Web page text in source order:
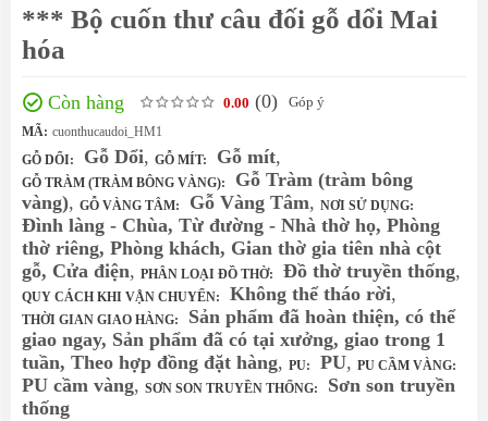
*** Bộ cuốn thư câu đối gỗ dổi Mai
hóa
Còn hàng 0.00 (0) Góp ý
MÃ: cuonthucaudoi_HM1
GỖ DỔI:
Gỗ Dổi, GỖ MÍT: Gỗ mít,
GỖ TRÀM (TRÀM BÔNG VÀNG):
Gỗ Tràm (tràm bông
vàng), GỖ VÀNG TÂM: Gỗ Vàng Tâm, NƠI SỬ DỤNG:
Đình làng - Chùa, Từ đường - Nhà thờ họ, Phòng
thờ riêng, Phòng khách, Gian thờ gia tiên nhà cột
gỗ, Cửa điện, PHÂN LOẠI ĐỒ THỜ: Đồ thờ truyền thống,
QUY CÁCH KHI VẬN CHUYỂN: Không thể tháo rời,
THỜI GIAN GIAO HÀNG:
Sản phẩm đã hoàn thiện, có thể
giao ngay, Sản phẩm đã có tại xưởng, giao trong 1
tuần, Theo hợp đồng đặt hàng, PU: PU, PU CẦM VÀNG:
PU cầm vàng, SƠN SON TRUYỀN THỐNG:
Sơn son truyền
thống